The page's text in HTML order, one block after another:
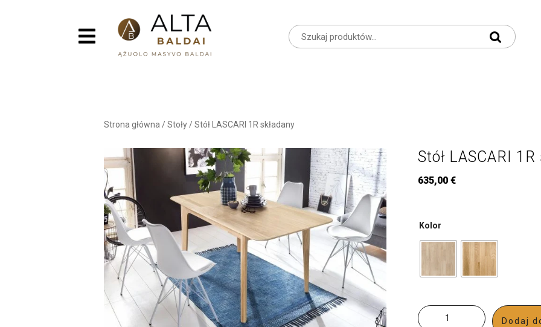
Strona główna /Stoły /Stół LASCARI 1R składany
Stół LASCARI
635,00 €
Kolor
Dodaj